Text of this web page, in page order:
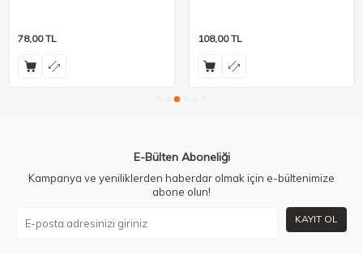
78,00TL 108,00TL
E-Bülten Aboneliği
Kampanya ve yeniliklerden haberdar olmak için e-bültenimize
abone olun!
KAYIT OL